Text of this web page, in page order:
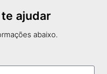
ajudar
abaixo.